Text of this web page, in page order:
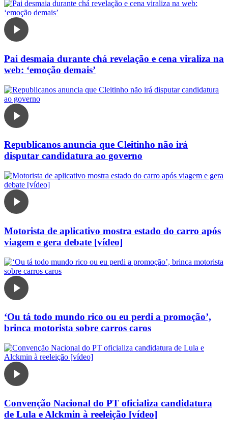
Pai desmaia durante chá revelação e cena viraliza na
web: ‘emoção demais’
Republicanos anuncia que Cleitinho não irá
disputar candidatura ao governo
Motorista de aplicativo mostra estado do carro após
viagem e gera debate [vídeo]
‘Ou tá todo mundo rico ou eu perdi a promoção’,
brinca motorista sobre carros caros
Convenção Nacional do PT oficializa candidatura
de Lula e Alckmin à reeleição [vídeo]